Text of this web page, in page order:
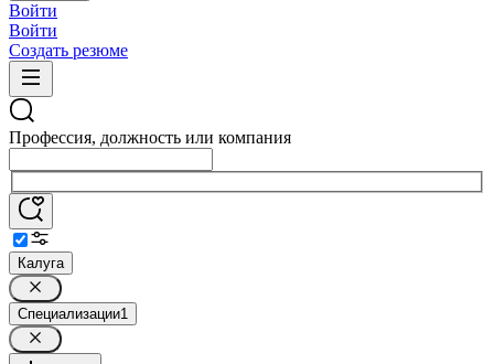
Войти
Войти
Создать резюме
Профессия, должность или компания
Калуга
Специализации1